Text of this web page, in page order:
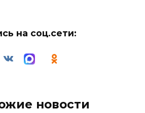
на соц.сети:
новости